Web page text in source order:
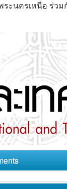
ระนครเหนือ ร่